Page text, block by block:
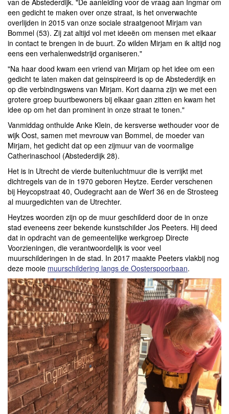
een gedicht te maken over onze straat, is het onverwachte
overlijden in 2015 van onze sociale straatgenoot Mirjam van
Bommel (53). Zij zat altijd vol met ideeën om mensen met elkaar
in contact te brengen in de buurt. Zo wilden Mirjam en ik altijd nog
eens een verhalenwedstrijd organiseren."
"Na haar dood kwam een vriend van Mirjam op het idee om een
gedicht te laten maken dat geinspireerd is op de Abstederdijk en
op die verbindingswens van Mirjam. Kort daarna zijn we met een
grotere groep buurtbewoners bij elkaar gaan zitten en kwam het
idee op om het dan prominent in onze straat te tonen."
Vanmiddag onthulde Anke Klein, de kersverse wethouder voor de
wijk Oost, samen met mevrouw van Bommel, de moeder van
Mirjam, het gedicht dat op een zijmuur van de voormalige
Catherinaschool (Abstederdijk 28).
Het is in Utrecht de vierde buitenluchtmuur die is verrijkt met
dichtregels van de in 1970 geboren Heytze. Eerder verschenen
bij Heycopstraat 40, Oudegracht aan de Werf 36 en de Strosteeg
al muurgedichten van de Utrechter.
Heytzes woorden zijn op de muur geschilderd door de in onze
stad eveneens zeer bekende kunstschilder Jos Peeters. Hij deed
dat in opdracht van de gemeentelijke werkgroep Directe
Voorzieningen, die verantwoordelijk is voor veel
muurschilderingen in de stad. In 2017 maakte Peeters vlakbij nog
deze mooie muurschildering langs de Oosterspoorbaan.